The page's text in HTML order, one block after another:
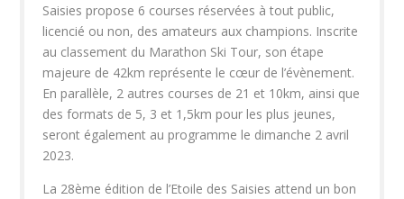
Saisies propose 6 courses réservées à tout public,
licencié ou non, des amateurs aux champions. Inscrite
au classement du Marathon Ski Tour, son étape
majeure de 42km représente le cœur de l’évènement.
En parallèle, 2 autres courses de 21 et 10km, ainsi que
des formats de 5, 3 et 1,5km pour les plus jeunes,
seront également au programme le dimanche 2 avril
2023.
La 28ème édition de l’Etoile des Saisies attend un bon